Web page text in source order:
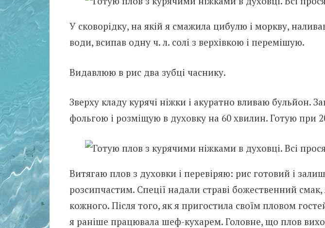
У сковорідку, на якій я смажила цибулю і моркву,
води, всипав одну ч. л. солі з верхівкою і перемішую.
Видавлюю в рис два зубці часнику.
Зверху кладу курячі ніжки і акуратно вливаю бульйон.
фольгою і розміщую в духовку на 60 хвилин. Готую при
Витягаю плов з духовки і перевіряю: рис готовий і
розсипчастим. Спеції надали страві божественний
кожного. Після того, як я пригостила своїм пловом
я раніше працювала шеф-кухарем. Головне, що плов